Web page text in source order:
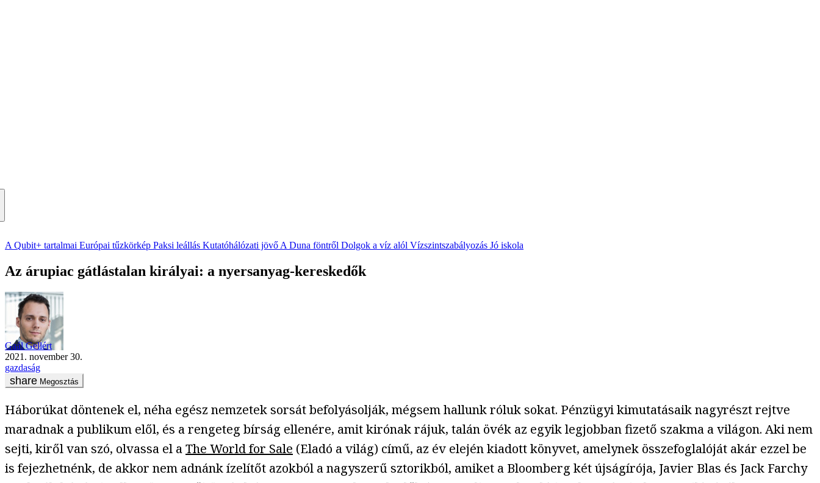
A Qubit+ tartalmai Európai tűzkörkép Paksi leállás Kutatóhálózati jövő A Duna föntről Dolgok a víz alól Vízszintszabályozás Jó iskola
Az árupiac gátlástalan királyai: a nyersanyag-kereskedők
Gaál Gellért
2021. november 30.
gazdaság
Megosztás
Háborúkat döntenek el, néha egész nemzetek sorsát befolyásolják, mégsem hallunk róluk sokat. Pénzügyi kimutatásaik nagyrészt rejtve
maradnak a publikum elől, és a rengeteg bírság ellenére, amit kirónak rájuk, talán övék az egyik legjobban fizető szakma a világon. Aki nem
sejti, kiről van szó, olvassa el aThe World for Sale (Eladó a világ) című, az év elején kiadott könyvet, amelynek összefoglalóját akár ezzel be
is fejezhetnénk, de akkor nem adnánk ízelítőt azokból a nagyszerű sztorikból, amiket a Bloomberg két újságírója, Javier Blas és Jack Farchy